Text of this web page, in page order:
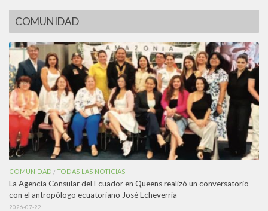
COMUNIDAD
COMUNIDAD /TODAS LAS NOTICIAS
La Agencia Consular del Ecuador en Queens realizó un conversatorio
con el antropólogo ecuatoriano José Echeverría
2026-07-22